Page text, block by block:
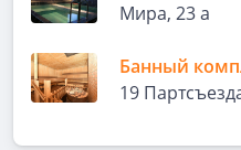
Мира, 23 а
Банный
19